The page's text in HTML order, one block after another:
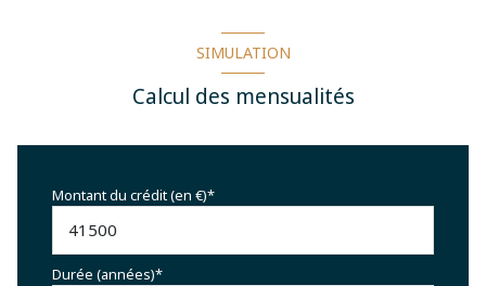
SIMULATION
Calcul des mensualités
Montant du crédit (en €)*
Durée (années)*